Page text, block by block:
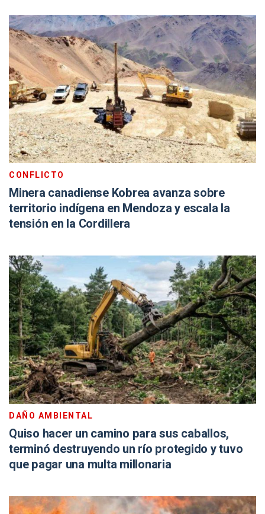
CONFLICTO
Minera canadiense Kobrea avanza sobre
territorio indígena en Mendoza y escala la
tensión en la Cordillera
DAÑO AMBIENTAL
Quiso hacer un camino para sus caballos,
terminó destruyendo un río protegido y tuvo
que pagar una multa millonaria